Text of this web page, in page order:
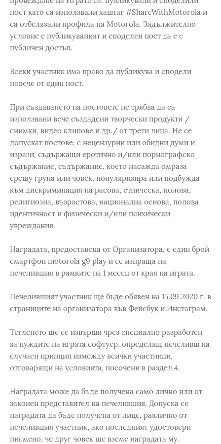
пост като са използвали хаштаг #ShareWithMotorola и
са отбелязали профила на Motorola. Задължително
условие е публикуваният и споделен пост да е с
публичен достъп.
Всеки участник има право да публикува и сподели
повече от един пост.
При създаването на постовете не трябва да са
използвани вече създадени творчески продукти /
снимки, видео клипове и др./ от трети лица. Не се
допускат постове, с нецензурни или обидни думи и
изрази, съдържащи еротично и/или порнографско
съдържание, съдържание, което насажда омраза
срещу група или човек, популяризира или подбужда
към дискриминация на расова, етническа, полова,
религиозна, възрастова, национална основа, полова
идентичност и физически и/или психически
увреждания.
Наградата, предоставена от Организатора, е един брой
смартфон motorola g9 play и се изпраща на
печелившия в рамките на 1 месец от края на играта.
Печелившият участник ще бъде обявен на 15.09.2020 г. в
страниците на организатора във Фейсбук и Инстаграм.
Тегленето ще се извърши чрез специално разработен
за нуждите на играта софтуер, определящ печеливш на
случаен принцип измежду всички участници,
отговарящи на условията, посочени в раздел 4.
Наградата може да бъде получена само лично или от
законен представител на печелившия. Допуска се
наградата да бъде получена от лице, различно от
печелившия участник, ако последният удостовери
писмено, че друг човек ще вземе наградата му.